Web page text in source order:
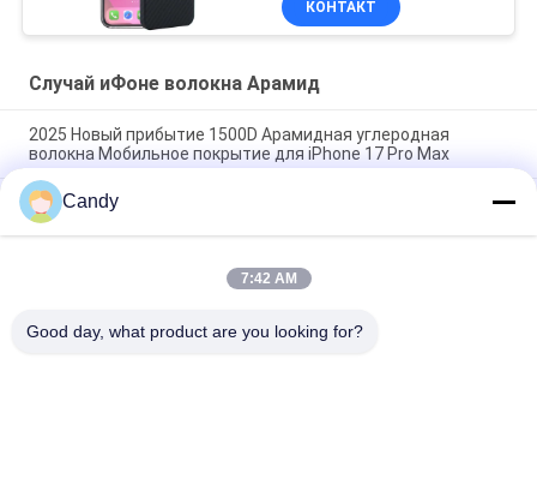
КОНТАКТ
Случай иФоне волокна Арамид
2025 Новый прибытие 1500D Арамидная углеродная
волокна Мобильное покрытие для iPhone 17 Pro Max
Премиальный чехол для мобильного телефона из
арамидного углеродного волокна с металлической рамкой
для iPhone 17 Pro Max
Металлическая оболочка из углеродного волокна для
Candy
7:42 AM
Good day, what product are you looking for?